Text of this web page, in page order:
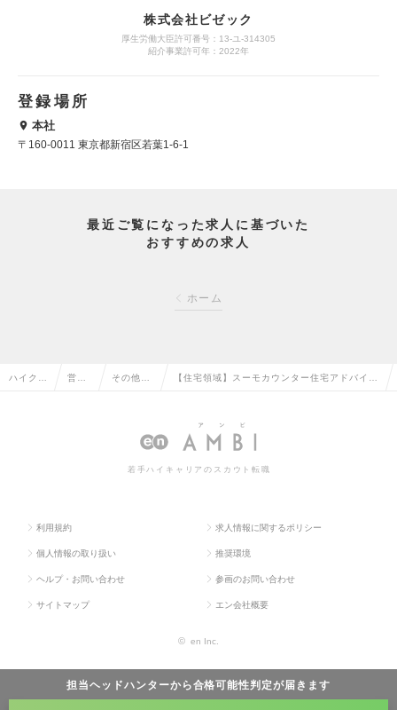
株式会社ビゼック
厚生労働大臣許可番号：13-ユ-314305
紹介事業許可年：2022年
登録場所
本社
〒160-0011 東京都新宿区若葉1-6-1
最近ご覧になった求人に基づいた
おすすめの求人
ホーム
担当ヘッドハンターから合格可能性判定が届きます
ハイクラ 営業 その他、 【住宅領域】スーモカウンター住宅アドバイザ
日の求人情報
若手ハイキャリアのスカウト転職
利用規約 求人情報に関するポリシー
個人情報の取り扱い 推奨環境
ヘルプ・お問い合わせ 参画のお問い合わせ
サイトマップ エン会社概要
© en Inc.